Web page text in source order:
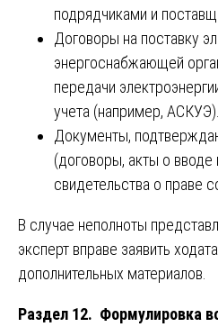
подрядчиками и
Договоры на поставку
энергоснабжающей
передачи
учета (например, АСКУЭ).
Документы,
(договоры, акты о вводе
свидетельства о праве
В случае неполноты
эксперт вправе заявить
дополнительных материалов.
Раздел 12. Формулировка